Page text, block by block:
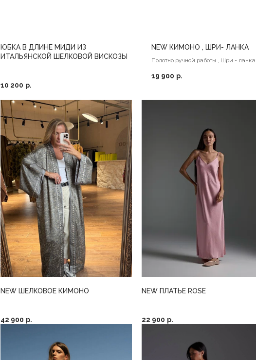
ЮБКА В ДЛИНЕ МИДИ ИЗ
ИТАЛЬЯНСКОЙ ШЕЛКОВОЙ ВИСКОЗЫ
10 200 р.
NEW КИМОНО , ШРИ- ЛАНКА
Полотно ручной работы , Шри - ланка
19 900 р.
NEW ШЕЛКОВОЕ КИМОНО
42 900 р.
NEW ПЛАТЬЕ ROSE
22 900 р.